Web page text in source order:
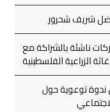
شريف شحرور
ناشئة بالشراكة مع
الزراعية الفلسطينية
توعوية حول